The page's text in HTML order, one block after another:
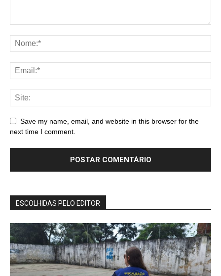
Save my name, email, and website in this browser for the
next time I comment.
ESCOLHIDAS PELO EDITOR